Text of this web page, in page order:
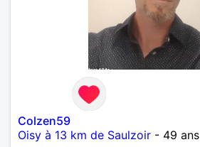
Colzen59
Oisy à 13 km de Saulzoir - 49 ans